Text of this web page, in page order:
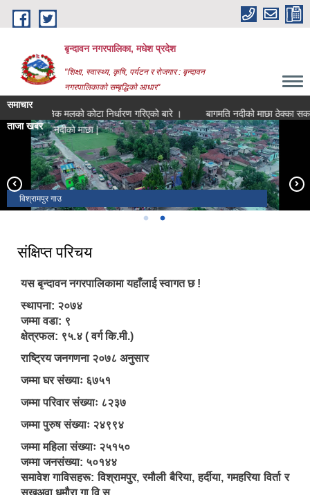
Skip to main content
बृन्दावन नगरपालिका, मधेश प्रदेश
"शिक्षा, स्वास्थ्य, कृषि, पर्यटन र रोजगार : बृन्दावन
नगरपालिकाको सम्बृद्धिको आधार"
समाचार
रासायनिक मलको कोटा निर्धारण गरिएको बारे ।
बागमति नदीको माछा ठेक्का
ताजा खबर
बागमति नदीको माछा ठेक्का सकार_
हनुमान मन्दिर
विश्रामपुर गाउ
संक्षिप्त परिचय
यस बृन्दावन नगरपालिकामा यहाँलाई स्वागत छ !
स्थापना: २०७४
जम्मा वडा: ९
क्षेत्रफल: ९५.४ ( वर्ग कि.मी.)
राष्ट्रिय जनगणना २०७८ अनुसार
जम्मा घर संख्याः ६७५१
जम्मा परिवार संख्याः ८२३७
जम्मा पुरुष संख्याः २४९९४
जम्मा महिला संख्याः २५१५०
जम्मा जनसंख्या: ५०१४४
समावेश गाविसहरू: विश्रामपुर, रमौली बैरिया, हर्दीया, गमहरिया विर्ता र